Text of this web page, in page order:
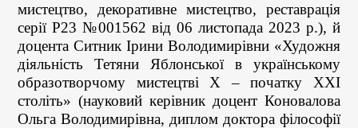
мистецтво, декоративне мистецтво, реставрація
серії Р23 №001562 від 06 листопада 2023 р.), й
доцента Ситник Ірини Володимирівни «Художня
діяльність Тетяни Яблонської в українському
образотворчому мистецтві Х – початку ХХІ
століть» (науковий керівник доцент Коновалова
Ольга Володимирівна, диплом доктора філософії